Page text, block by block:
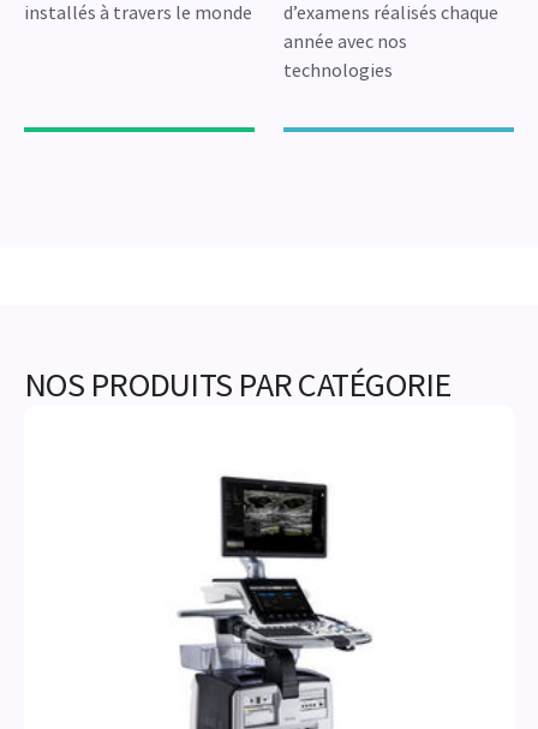
installés à travers le monde
d’examens réalisés chaque
année avec nos
technologies
NOS PRODUITS PAR CATÉGORIE